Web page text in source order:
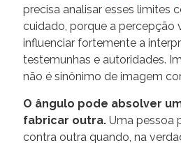
precisa analisar esses limites
cuidado, porque a percepção
influenciar fortemente a
testemunhas e autoridades.
não é sinônimo de imagem
O ângulo pode absolver
fabricar outra. Uma pessoa
contra outra quando, na